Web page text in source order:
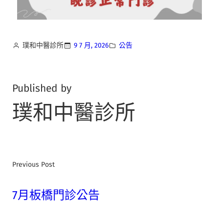
璞和中醫診所 9 7 月, 2026 公告
Published by
璞和中醫診所
Previous Post
7月板橋門診公告